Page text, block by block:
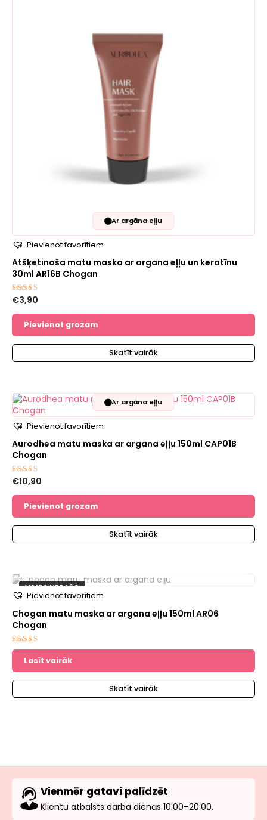
🟤Ar argāna eļļu
Pievienot favorītiem
Atšķetinoša matu maska ​​ar argana eļļu un keratīnu
30ml AR16B Chogan
Novērtēts
ar
5.00
€3,90
Pievienot grozam
Skatīt vairāk
🟤Ar argāna eļļu
Pievienot favorītiem
Aurodhea matu maska ​​ar argana eļļu 150ml CAP01B
Chogan
Novērtēts
ar
5.00
€10,90
Pievienot grozam
Skatīt vairāk
VAIRS NERAŽO
Pievienot favorītiem
Chogan matu maska ​​ar argana eļļu 150ml AR06
Chogan
Novērtēts
5.00
no 5
Lasīt vairāk
Skatīt vairāk
Vienmēr gatavi palīdzēt
Klientu atbalsts darba dienās 10:00–20:00.